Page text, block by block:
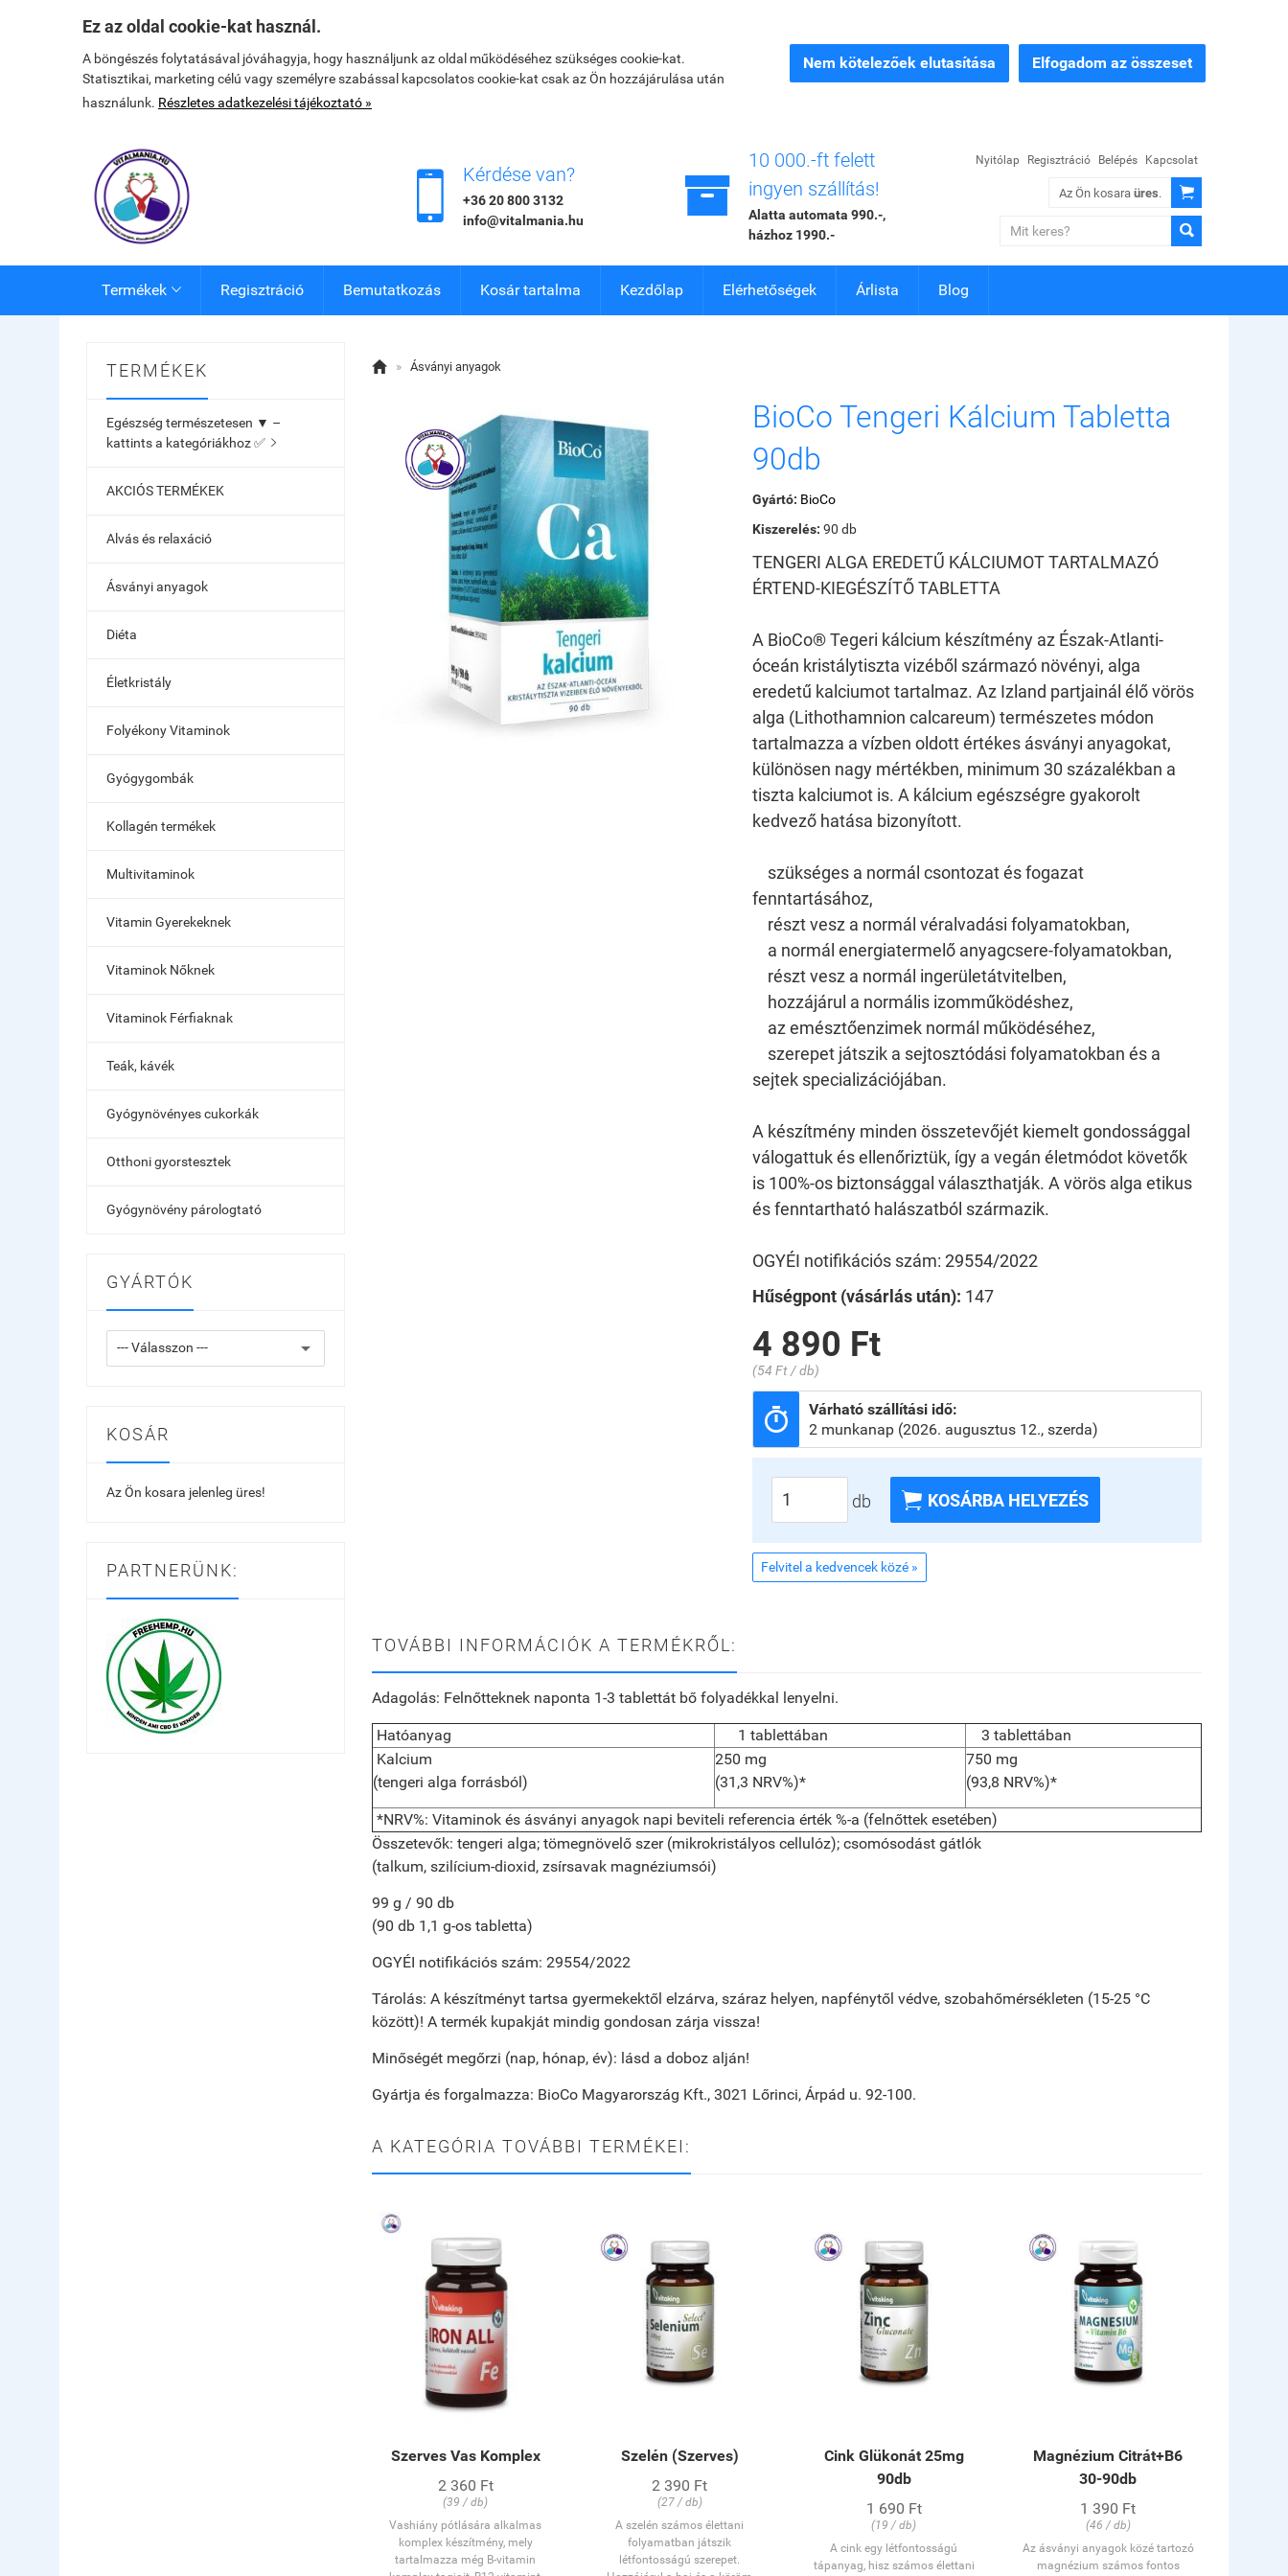
Ez az oldal cookie-kat használ.
A böngészés folytatásával jóváhagyja, hogy használjunk az oldal működéséhez szükséges cookie-kat.
Statisztikai, marketing célú vagy személyre szabással kapcsolatos cookie-kat csak az Ön hozzájárulása után
használunk. Részletes adatkezelési tájékoztató »
Nem kötelezőek elutasítása Elfogadom az összeset
 Kérdése van?
+36 20 800 3132
info@vitalmania.hu

10 000.-ft felett
ingyen szállítás!
Alatta automata 990.-,
házhoz 1990.-
Nyitólap Regisztráció Belépés Kapcsolat
Az Ön kosara üres.


Termékek  Regisztráció Bemutatkozás Kosár tartalma Kezdőlap Elérhetőségek Árlista Blog
TERMÉKEK
Egészség természetesen ▼ –
kattints a kategóriákhoz ✅ 
AKCIÓS TERMÉKEK
Alvás és relaxáció
Ásványi anyagok
Diéta
Életkristály
Folyékony Vitaminok
Gyógygombák
Kollagén termékek
Multivitaminok
Vitamin Gyerekeknek
Vitaminok Nőknek
Vitaminok Férfiaknak
Teák, kávék
Gyógynövényes cukorkák
Otthoni gyorstesztek
Gyógynövény párologtató
GYÁRTÓK
KOSÁR
Az Ön kosara jelenleg üres!
PARTNERÜNK:
 » Ásványi anyagok
BioCo Tengeri Kálcium Tabletta
90db
Gyártó: BioCo
Kiszerelés: 90 db
TENGERI ALGA EREDETŰ KÁLCIUMOT TARTALMAZÓ
ÉRTEND-KIEGÉSZÍTŐ TABLETTA
A BioCo® Tegeri kálcium készítmény az Észak-Atlanti-
óceán kristálytiszta vizéből származó növényi, alga
eredetű kalciumot tartalmaz. Az Izland partjainál élő vörös
alga (Lithothamnion calcareum) természetes módon
tartalmazza a vízben oldott értékes ásványi anyagokat,
különösen nagy mértékben, minimum 30 százalékban a
tiszta kalciumot is. A kálcium egészségre gyakorolt
kedvező hatása bizonyított.
szükséges a normál csontozat és fogazat
fenntartásához,
részt vesz a normál véralvadási folyamatokban,
a normál energiatermelő anyagcsere-folyamatokban,
részt vesz a normál ingerületátvitelben,
hozzájárul a normális izomműködéshez,
az emésztőenzimek normál működéséhez,
szerepet játszik a sejtosztódási folyamatokban és a
sejtek specializációjában.
A készítmény minden összetevőjét kiemelt gondossággal
válogattuk és ellenőriztük, így a vegán életmódot követők
is 100%-os biztonsággal választhatják. A vörös alga etikus
és fenntartható halászatból származik.
OGYÉI notifikációs szám: 29554/2022
Hűségpont (vásárlás után): 147
4 890 Ft
(54 Ft / db)

Várható szállítási idő:
2 munkanap (2026. augusztus 12., szerda)
db  KOSÁRBA HELYEZÉS
Felvitel a kedvencek közé »
TOVÁBBI INFORMÁCIÓK A TERMÉKRŐL:
Adagolás: Felnőtteknek naponta 1-3 tablettát bő folyadékkal lenyelni.
Hatóanyag 1 tablettában
3 tablettában
Kalcium
(tengeri alga forrásból)
250 mg
(31,3 NRV%)*
750 mg
(93,8 NRV%)*
*NRV%: Vitaminok és ásványi anyagok napi beviteli referencia érték %-a (felnőttek esetében)
Összetevők: tengeri alga; tömegnövelő szer (mikrokristályos cellulóz); csomósodást gátlók
(talkum, szilícium-dioxid, zsírsavak magnéziumsói)
99 g / 90 db
(90 db 1,1 g-os tabletta)
OGYÉI notifikációs szám: 29554/2022
Tárolás: A készítményt tartsa gyermekektől elzárva, száraz helyen, napfénytől védve, szobahőmérsékleten (15-25 °C
között)! A termék kupakját mindig gondosan zárja vissza!
Minőségét megőrzi (nap, hónap, év): lásd a doboz alján!
Gyártja és forgalmazza: BioCo Magyarország Kft., 3021 Lőrinci, Árpád u. 92-100.
A KATEGÓRIA TOVÁBBI TERMÉKEI:
Szerves Vas Komplex
2 360 Ft
(39 / db)
Vashiány pótlására alkalmas
komplex készítmény, mely
tartalmazza még B-vitamin
Szelén (Szerves)
2 390 Ft
(27 / db)
A szelén számos élettani
folyamatban játszik
létfontosságú szerepet.
Cink Glükonát 25mg
90db
1 690 Ft
(19 / db)
A cink egy létfontosságú
tápanyag, hisz számos élettani
Magnézium Citrát+B6
30-90db
1 390 Ft
(46 / db)
Az ásványi anyagok közé tartozó
magnézium számos fontos